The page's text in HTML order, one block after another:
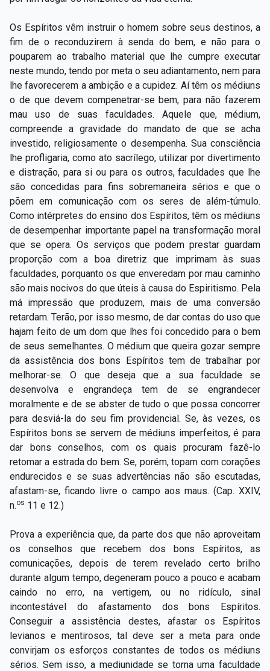
Os Espíritos vêm instruir o homem sobre seus destinos, a
fim de o reconduzirem à senda do bem, e não para o
pouparem ao trabalho material que lhe cumpre executar
neste mundo, tendo por meta o seu adiantamento, nem para
lhe favorecerem a ambição e a cupidez. Aí têm os médiuns
o de que devem compenetrar-se bem, para não fazerem
mau uso de suas faculdades. Aquele que, médium,
compreende a gravidade do mandato de que se acha
investido, religiosamente o desempenha. Sua consciência
lhe profligaria, como ato sacrílego, utilizar por divertimento
e distração, para si ou para os outros, faculdades que lhe
são concedidas para fins sobremaneira sérios e que o
põem em comunicação com os seres de além-túmulo.
Como intérpretes do ensino dos Espíritos, têm os médiuns
de desempenhar importante papel na transformação moral
que se opera. Os serviços que podem prestar guardam
proporção com a boa diretriz que imprimam às suas
faculdades, porquanto os que enveredam por mau caminho
são mais nocivos do que úteis à causa do Espiritismo. Pela
má impressão que produzem, mais de uma conversão
retardam. Terão, por isso mesmo, de dar contas do uso que
hajam feito de um dom que lhes foi concedido para o bem
de seus semelhantes. O médium que queira gozar sempre
da assistência dos bons Espíritos tem de trabalhar por
melhorar-se. O que deseja que a sua faculdade se
desenvolva e engrandeça tem de se engrandecer
moralmente e de se abster de tudo o que possa concorrer
para desviá-la do seu fim providencial. Se, às vezes, os
Espíritos bons se servem de médiuns imperfeitos, é para
dar bons conselhos, com os quais procuram fazê-lo
retomar a estrada do bem. Se, porém, topam com corações
endurecidos e se suas advertências não são escutadas,
afastam-se, ficando livre o campo aos maus. (Cap. XXIV,
n.os 11 e 12.)
Prova a experiência que, da parte dos que não aproveitam
os conselhos que recebem dos bons Espíritos, as
comunicações, depois de terem revelado certo brilho
durante algum tempo, degeneram pouco a pouco e acabam
caindo no erro, na vertigem, ou no ridículo, sinal
incontestável do afastamento dos bons Espíritos.
Conseguir a assistência destes, afastar os Espíritos
levianos e mentirosos, tal deve ser a meta para onde
convirjam os esforços constantes de todos os médiuns
sérios. Sem isso, a mediunidade se torna uma faculdade